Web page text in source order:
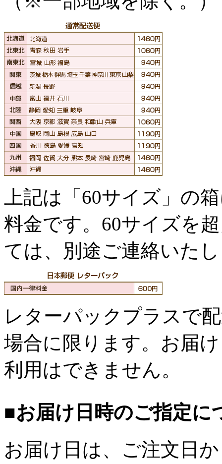
上記は「60サイズ」の
料金です。60サイズを
ては、別途ご連絡いた
レターパックプラスで
場合に限ります。お届
利用はできません。
■お届け日時のご指定に
お届け日は、ご注文日